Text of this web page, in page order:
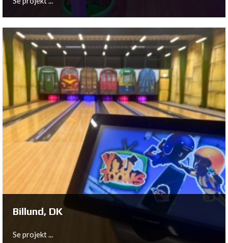
Weert, NL
Se projekt ...
Billund, DK
Se projekt ...